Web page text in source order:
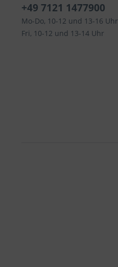
+49 7121 1477900
Mo-Do, 10-12 und 13-16 Uhr
Fri, 10-12 und 13-14 Uhr